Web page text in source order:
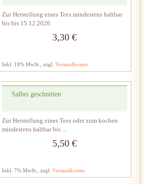
Zur Herstellung eines Tees mindestens haltbar
bis bis 15.12.2026
3,30 €
Inkl. 19% MwSt. zzgl. Versandkosten
Salbei geschnitten
Zur Herstellung eines Tees oder zum kochen
mindestens haltbar bis ...
5,50 €
Inkl. 7% MwSt. zzgl. Versandkosten